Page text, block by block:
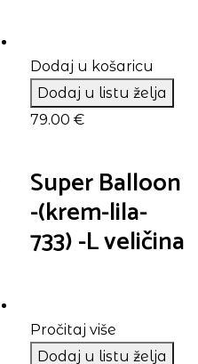
Dodaj u košaricu
Dodaj u listu želja
79.00 €
Super Balloon
-(krem-lila-
733) -L veličina
Pročitaj više
Dodaj u listu želja